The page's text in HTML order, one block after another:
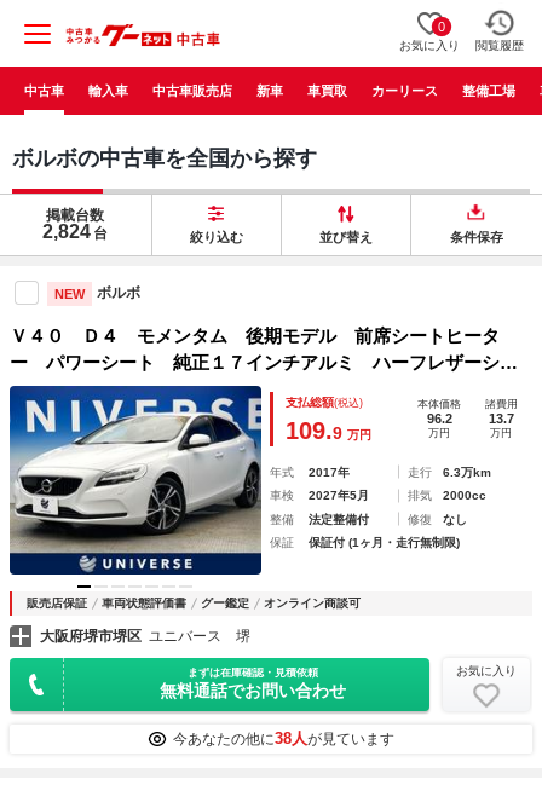
0
お気に入り 閲覧履歴
中古車 輸入車 中古車販売店 新車 車買取 カーリース 整備工場
ボルボの中古車を全国から探す
掲載台数
2,824 台 絞り込む 並び替え 条件保存
NEW ボルボ
Ｖ４０ Ｄ４ モメンタム 後期モデル 前席シートヒータ
ー パワーシート 純正１７インチアルミ ハーフレザーシー
ト ＨＤＤナビ フルセグＴＶ レーダークルーズコントロー
ル バックカメラ デュアルオートエアコン ＬＥＤヘッド
支払総額(税込)
109.9 万円
本体価格
96.2
万円
諸費用
13.7
万円
年式 2017年 走行
6.3万km
車検
2027年5月 排気
2000cc
整備
法定整備付 修復
なし
保証
保証付 (1ヶ月・走行無制限)
販売店保証 車両状態評価書 グー鑑定 オンライン商談可
大阪府堺市堺区 ユニバース 堺
まずは在庫確認・見積依頼
無料通話でお問い合わせ
お気に入り
今あなたの他に38人が見ています